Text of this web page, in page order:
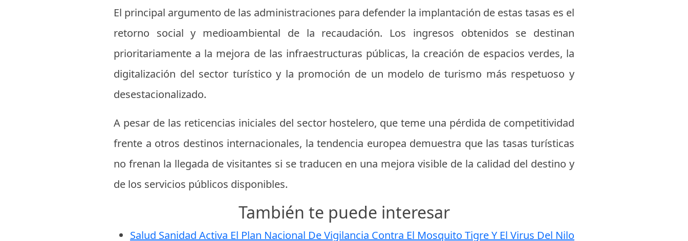
El principal argumento de las administraciones para defender la implantación de estas tasas es el
retorno social y medioambiental de la recaudación. Los ingresos obtenidos se destinan
prioritariamente a la mejora de las infraestructuras públicas, la creación de espacios verdes, la
digitalización del sector turístico y la promoción de un modelo de turismo más respetuoso y
desestacionalizado.
A pesar de las reticencias iniciales del sector hostelero, que teme una pérdida de competitividad
frente a otros destinos internacionales, la tendencia europea demuestra que las tasas turísticas
no frenan la llegada de visitantes si se traducen en una mejora visible de la calidad del destino y
de los servicios públicos disponibles.
También te puede interesar
Salud Sanidad Activa El Plan Nacional De Vigilancia Contra El Mosquito Tigre Y El Virus Del Nilo